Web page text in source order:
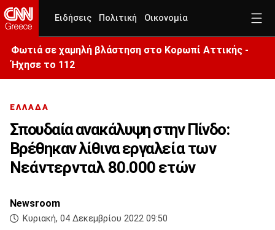
Ειδήσεις Πολιτική Οικονομία
Φωτιά σε χαμηλή βλάστηση στο Κορωπί Αττικής -
Ήχησε το 112
ΕΛΛΑΔΑ
Σπουδαία ανακάλυψη στην Πίνδο:
Βρέθηκαν λίθινα εργαλεία των
Νεάντερνταλ 80.000 ετών
Newsroom
Κυριακή, 04 Δεκεμβρίου 2022 09:50